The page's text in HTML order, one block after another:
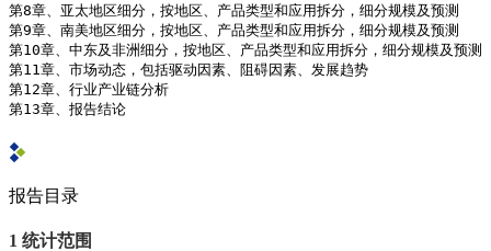
第8章、亚太地区细分，按地区、产品类型和应用拆分，细分规模及预测
第9章、南美地区细分，按地区、产品类型和应用拆分，细分规模及预测
第10章、中东及非洲细分，按地区、产品类型和应用拆分，细分规模及预测
第11章、市场动态，包括驱动因素、阻碍因素、发展趋势
第12章、行业产业链分析
第13章、报告结论
报告目录
1 统计范围